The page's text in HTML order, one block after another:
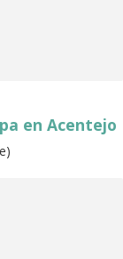
en Acentejo